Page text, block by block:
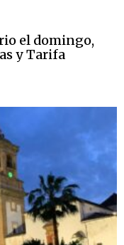
el domingo,
y Tarifa